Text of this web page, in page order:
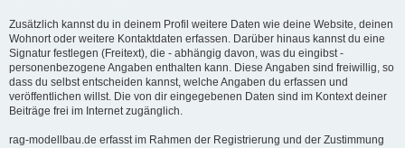
Zusätzlich kannst du in deinem Profil weitere Daten wie deine Website, deinen
Wohnort oder weitere Kontaktdaten erfassen. Darüber hinaus kannst du eine
Signatur festlegen (Freitext), die - abhängig davon, was du eingibst -
personenbezogene Angaben enthalten kann. Diese Angaben sind freiwillig, so
dass du selbst entscheiden kannst, welche Angaben du erfassen und
veröffentlichen willst. Die von dir eingegebenen Daten sind im Kontext deiner
Beiträge frei im Internet zugänglich.
rag-modellbau.de erfasst im Rahmen der Registrierung und der Zustimmung